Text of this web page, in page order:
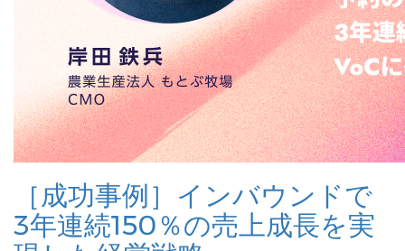
［成功事例］インバウンドで
3年連続150％の売上成長を実